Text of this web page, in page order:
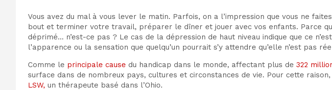
Vous avez du mal à vous lever le matin. Parfois, on a l’impression que vous ne
bout et terminer votre travail, préparer le dîner et jouer avec vos enfants. Parce
déprimé… n’est-ce pas ? Le cas de la dépression de haut niveau indique que ce
l’apparence ou la sensation que quelqu’un pourrait s’y attendre qu’elle n’est pas
Comme le principale cause du handicap dans le monde, affectant plus de 322
surface dans de nombreux pays, cultures et circonstances de vie. Pour cette
LSW, un thérapeute basé dans l’Ohio.